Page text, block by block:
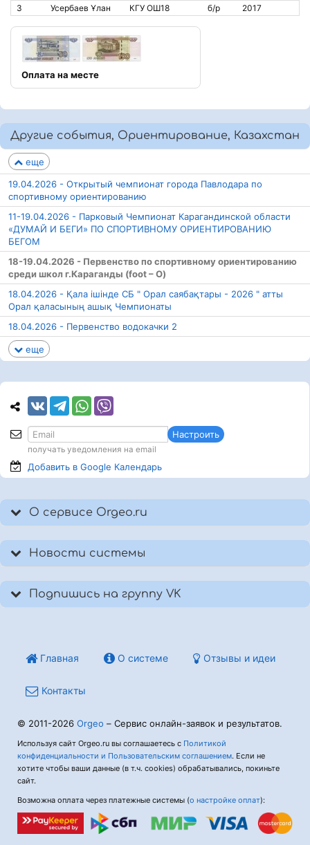
3 Усербаев Ұлан КГУ ОШ18 б/р 2017
Оплата на месте
Другие события, Ориентирование, Казахстан
еще
19.04.2026 - Открытый чемпионат города Павлодара по
спортивному ориентированию
11-19.04.2026 - Парковый Чемпионат Карагандинской области
«ДУМАЙ И БЕГИ» ПО СПОРТИВНОМУ ОРИЕНТИРОВАНИЮ
БЕГОМ
18-19.04.2026 - Первенство по спортивному ориентированию
среди школ г.Караганды (foot – O)
18.04.2026 - Қала ішінде СБ " Орал саябақтары - 2026 " атты
Орал қаласының ашық Чемпионаты
18.04.2026 - Первенство водокачки 2
еще
Настроить
получать уведомления на email
Добавить в Google Календарь
О сервисе Orgeo.ru
Новости системы
Подпишись на группу VK
Главная О системе Отзывы и идеи
Контакты
© 2011-2026 Orgeo – Сервис онлайн-заявок и результатов.
Используя сайт Orgeo.ru вы соглашаетесь с Политикой
конфиденциальности и Пользовательским соглашением. Если не
хотите чтобы ваши данные (в т.ч. cookies) обрабатывались, покиньте
сайт.
Возможна оплата через платежные системы (о настройке оплат):